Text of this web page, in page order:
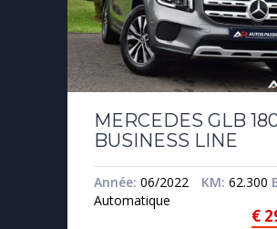
MERCEDES GLB
BUSINESS LINE
Année: 06/2022 KM: 62.300
Automatique
€